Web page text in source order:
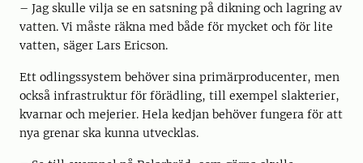
– Jag skulle vilja se en satsning på dikning och lagring av
vatten. Vi måste räkna med både för mycket och för lite
vatten, säger Lars Ericson.
Ett odlingssystem behöver sina primärproducenter, men
också infrastruktur för förädling, till exempel slakterier,
kvarnar och mejerier. Hela kedjan behöver fungera för att
nya grenar ska kunna utvecklas.